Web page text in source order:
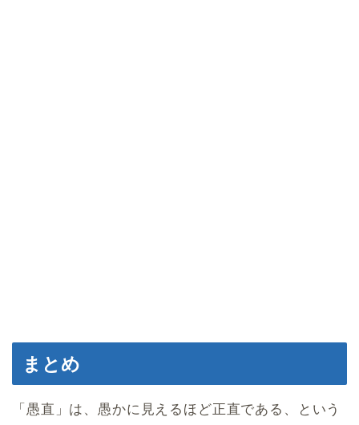
まとめ
「愚直」は、愚かに見えるほど正直である、という